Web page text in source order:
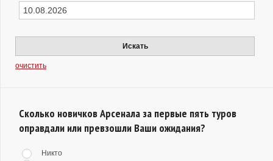
Искать
очистить
Сколько новичков Арсенала за первые пять туров
оправдали или превзошли Ваши ожидания?
Никто